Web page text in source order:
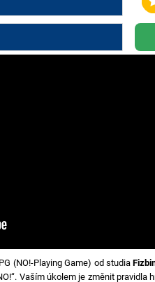
(NO!-Playing Game) od studia
Vaším úkolem je změnit pravidla